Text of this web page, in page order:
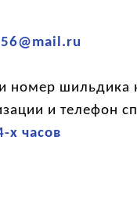
шильдика
и телефон
х часов